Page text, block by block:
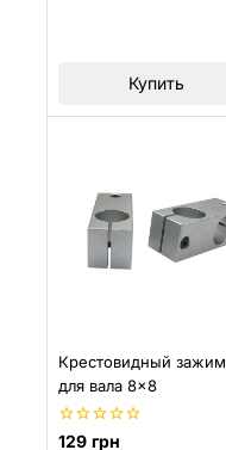
Купить
Крестовидный зажим
для вала 8×8
0
129 грн